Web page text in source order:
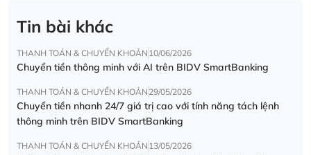
Tin bài khác
THANH TOÁN & CHUYỂN KHOẢN 10/06/2026
Chuyển tiền thông minh với AI trên BIDV SmartBanking
THANH TOÁN & CHUYỂN KHOẢN 29/05/2026
Chuyển tiền nhanh 24/7 giá trị cao với tính năng tách lệnh
thông minh trên BIDV SmartBanking
THANH TOÁN & CHUYỂN KHOẢN 13/05/2026